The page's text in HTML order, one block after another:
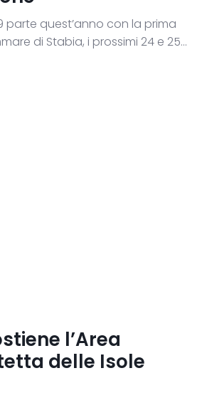
parte quest’anno con la prima
di Stabia, i prossimi 24 e 25...
l’Area
delle Isole